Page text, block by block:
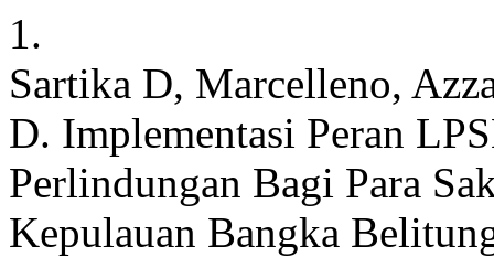
1.
Sartika D, Marcelleno,
D. Implementasi Peran
Perlindungan Bagi Para
Kepulauan Bangka